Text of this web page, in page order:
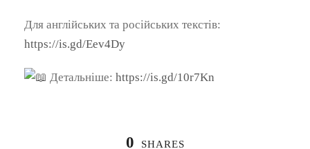
Для англійських та російських текстів:
https://is.gd/Eev4Dy
Детальніше: https://is.gd/10r7Kn
0 SHARES